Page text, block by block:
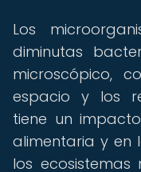
Los
diminutas
microscópico,
espacio y los
tiene un
alimentaria y en
los